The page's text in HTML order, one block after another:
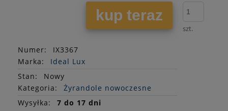
kup teraz
szt.
Numer:
IX3367
Marka:
Ideal Lux
Stan:
Nowy
Kategoria:
Żyrandole nowoczesne
Wysyłka:
7 do 17 dni